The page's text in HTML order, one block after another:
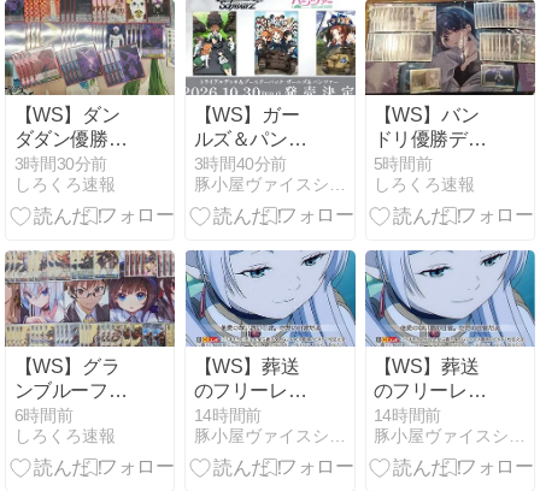
【WS】ダン
ダダン優勝デ
ッキレシピ(ト
レカショップ
ぽよんまる(に
取扱開始‼️)
【ヴァイスシ
ュヴァルツ】
#WSdeckDDD
3時間30分前
しろくろ速報
【WS】ガー
ルズ＆パンツ
ァー トライア
ルデッキ 大洗
女子学園/無限
20%OFFにて
予約開始
3時間40分前
豚小屋ヴァイスシュヴァルツ -ブタゴヤWS-
【WS】バン
ドリ優勝デッ
キレシピ
(Weiss
Schwarz
Community)
【ヴァイスシ
ュヴァルツ】
#WSdeckBD
5時間前
しろくろ速報
【WS】グラ
ンブルーファ
ンタジー優勝
デッキレシピ
(TSUTAYA秩
6時間前
しろくろ速報
【WS】葬送
のフリーレン
Vol2「ヒンメ
ルの自伝 フリ
ーレン」「受
14時間前
豚小屋ヴァイスシュヴァルツ -ブタゴヤWS-
【WS】葬送
のフリーレン
Vol2「ヒンメ
ルの自伝 フリ
ーレン」「受
14時間前
豚小屋ヴァイスシュヴァルツ -ブタゴヤWS-